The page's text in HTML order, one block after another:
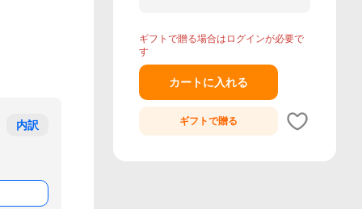
内訳
ギフトで贈る場合はログインが必要で
す
カートに入れる
ギフトで贈る